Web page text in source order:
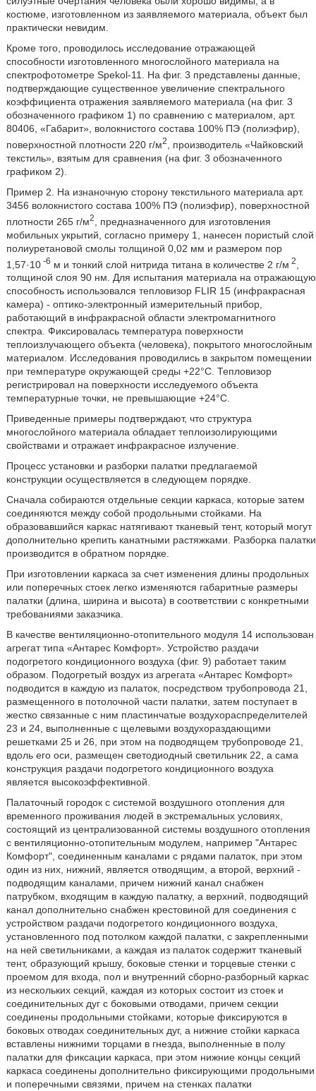
костюме, изготовленном из заявляемого материала, объект был
практически невидим.
Кроме того, проводилось исследование отражающей
способности изготовленного многослойного материала на
спектрофотометре Spekol-11. На фиг. 3 представлены данные,
подтверждающие существенное увеличение спектрального
коэффициента отражения заявляемого материала (на фиг. 3
обозначенного графиком 1) по сравнению с материалом, арт.
80406, «Габарит», волокнистого состава 100% ПЭ (полиэфир),
поверхностной плотности 220 г/м2
, производитель «Чайковский
текстиль», взятым для сравнения (на фиг. 3 обозначенного
графиком 2).
Пример 2. На изнаночную сторону текстильного материала арт.
3456 волокнистого состава 100% ПЭ (полиэфир), поверхностной
плотности 265 г/м2
, предназначенного для изготовления
мобильных укрытий, согласно примеру 1, нанесен пористый слой
полиуретановой смолы толщиной 0,02 мм и размером пор
1,57·10 -6 м и тонкий слой нитрида титана в количестве 2 г/м 2
толщиной слоя 90 нм. Для испытания материала на отражающую
способность использовался тепловизор FLIR 15 (инфракрасная
камера) - оптико-электронный измерительный прибор,
работающий в инфракрасной области электромагнитного
спектра. Фиксировалась температура поверхности
теплоизлучающего объекта (человека), покрытого многослойным
материалом. Исследования проводились в закрытом помещении
при температуре окружающей среды +22°C. Тепловизор
регистрировал на поверхности исследуемого объекта
температурные точки, не превышающие +24°C.
Приведенные примеры подтверждают, что структура
многослойного материала обладает теплоизолирующими
свойствами и отражает инфракрасное излучение.
Процесс установки и разборки палатки предлагаемой
конструкции осуществляется в следующем порядке.
Сначала собираются отдельные секции каркаса, которые затем
соединяются между собой продольными стойками. На
образовавшийся каркас натягивают тканевый тент, который могут
дополнительно крепить канатными растяжками. Разборка палатки
производится в обратном порядке.
При изготовлении каркаса за счет изменения длины продольных
или поперечных стоек легко изменяются габаритные размеры
палатки (длина, ширина и высота) в соответствии с конкретными
требованиями заказчика.
В качестве вентиляционно-отопительного модуля 14 использован
агрегат типа «Антарес Комфорт». Устройство раздачи
подогретого кондиционного воздуха (фиг. 9) работает таким
образом. Подогретый воздух из агрегата «Антарес Комфорт»
подводится в каждую из палаток, посредством трубопровода 21,
размещенного в потолочной части палатки, затем поступает в
жестко связанные с ним пластинчатые воздухораспределителей
23 и 24, выполненные с щелевыми воздухораздающими
решетками 25 и 26, при этом на подводящем трубопроводе 21,
вдоль его оси, размещен светодиодный светильник 22, а сама
конструкция раздачи подогретого кондиционного воздуха
является высокоэффективной.
Палаточный городок с системой воздушного отопления для
временного проживания людей в экстремальных условиях,
состоящий из централизованной системы воздушного отопления
с вентиляционно-отопительным модулем, например "Антарес
Комфорт", соединенным каналами с рядами палаток, при этом
один из них, нижний, является отводящим, а второй, верхний -
подводящим каналами, причем нижний канал снабжен
патрубком, входящим в каждую палатку, а верхний, подводящий
канал дополнительно снабжен крестовиной для соединения с
устройством раздачи подогретого кондиционного воздуха,
установленного под потолком каждой палатки, с закрепленными
на ней светильниками, а каждая из палаток содержит тканевый
тент, образующий крышу, боковые стенки и торцевые стенки с
проемом для входа, пол и внутренний сборно-разборный каркас
из нескольких секций, каждая из которых состоит из стоек и
соединительных дуг с боковыми отводами, причем секции
соединены продольными стойками, которые фиксируются в
боковых отводах соединительных дуг, а нижние стойки каркаса
вставлены нижними торцами в гнезда, выполненные в полу
палатки для фиксации каркаса, при этом нижние концы секций
каркаса соединены дополнительно фиксирующими продольными
и поперечными связями, причем на стенках палатки